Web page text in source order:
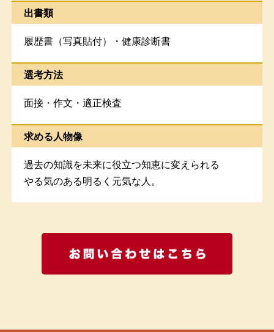
出書類
履歴書（写真貼付）・健康診断書
選考方法
面接・作文・適正検査
求める人物像
過去の知識を未来に役立つ知恵に変えられる
やる気のある明るく元気な人。